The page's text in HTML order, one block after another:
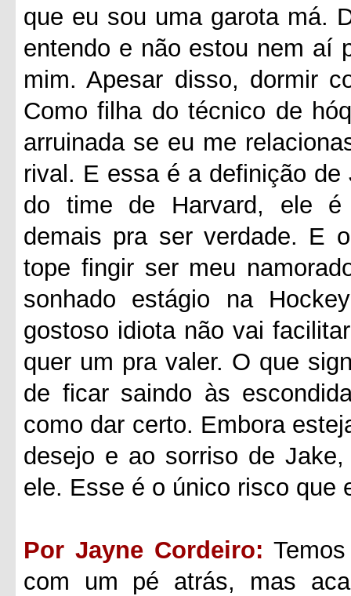
que eu sou uma garota má.
entendo e não estou nem aí
mim. Apesar disso, dormir
Como filha do técnico de
arruinada se eu me
rival. E essa é a definição
do time de Harvard, ele é
demais pra ser verdade. E
tope fingir ser meu
sonhado estágio na
gostoso idiota não vai
quer um pra valer. O que
de ficar saindo às
como dar certo. Embora
desejo e ao sorriso de
ele. Esse é o único risco que
Por Jayne Cordeiro:
com um pé atrás, mas